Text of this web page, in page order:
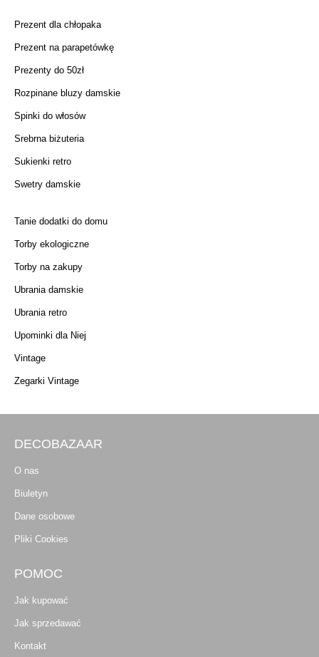
Prezent dla chłopaka
Prezent na parapetówkę
Prezenty do 50zł
Rozpinane bluzy damskie
Spinki do włosów
Srebrna biżuteria
Sukienki retro
Swetry damskie
Tanie dodatki do domu
Torby ekologiczne
Torby na zakupy
Ubrania damskie
Ubrania retro
Upominki dla Niej
Vintage
Zegarki Vintage
DECOBAZAAR
O nas
Biuletyn
Dane osobowe
Pliki Cookies
POMOC
Jak kupować
Jak sprzedawać
Kontakt